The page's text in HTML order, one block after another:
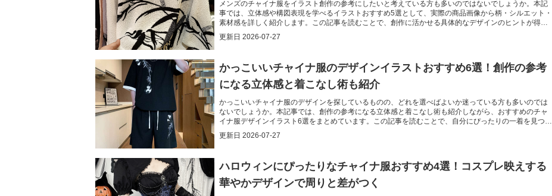
メンズのチャイナ服をイラスト創作の参考にしたいと考えている方も多いのではないでしょうか。本記
事では、立体感や構図表現を学べるイラストおすすめ5選として、実際の商品画像から柄・シルエット・
素材感を詳しく紹介します。この記事を読むことで、創作に活かせる具体的なデザインのヒントが得ら
れます。
更新日 2026-07-27
かっこいいチャイナ服のデザインイラストおすすめ6選！創作の参考
になる立体感と着こなし術も紹介
かっこいいチャイナ服のデザインを探しているものの、どれを選べばよいか迷っている方も多いのでは
ないでしょうか。本記事では、創作の参考になる立体感と着こなし術も紹介しながら、おすすめのチャ
イナ服デザインイラスト6選をまとめています。この記事を読むことで、自分にぴったりの一着を見つけ
るヒントが得られます。
更新日 2026-07-27
ハロウィンにぴったりなチャイナ服おすすめ4選！コスプレ映えする
華やかデザインで周りと差がつく